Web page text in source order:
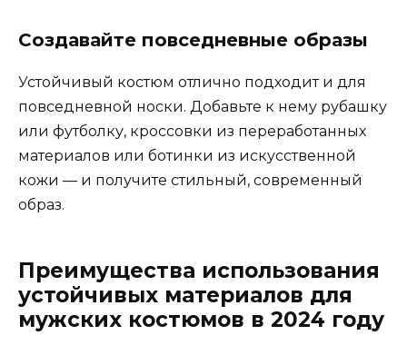
Создавайте повседневные образы
Устойчивый костюм отлично подходит и для
повседневной носки. Добавьте к нему рубашку
или футболку, кроссовки из переработанных
материалов или ботинки из искусственной
кожи — и получите стильный, современный
образ.
Преимущества использования
устойчивых материалов для
мужских костюмов в 2024 году